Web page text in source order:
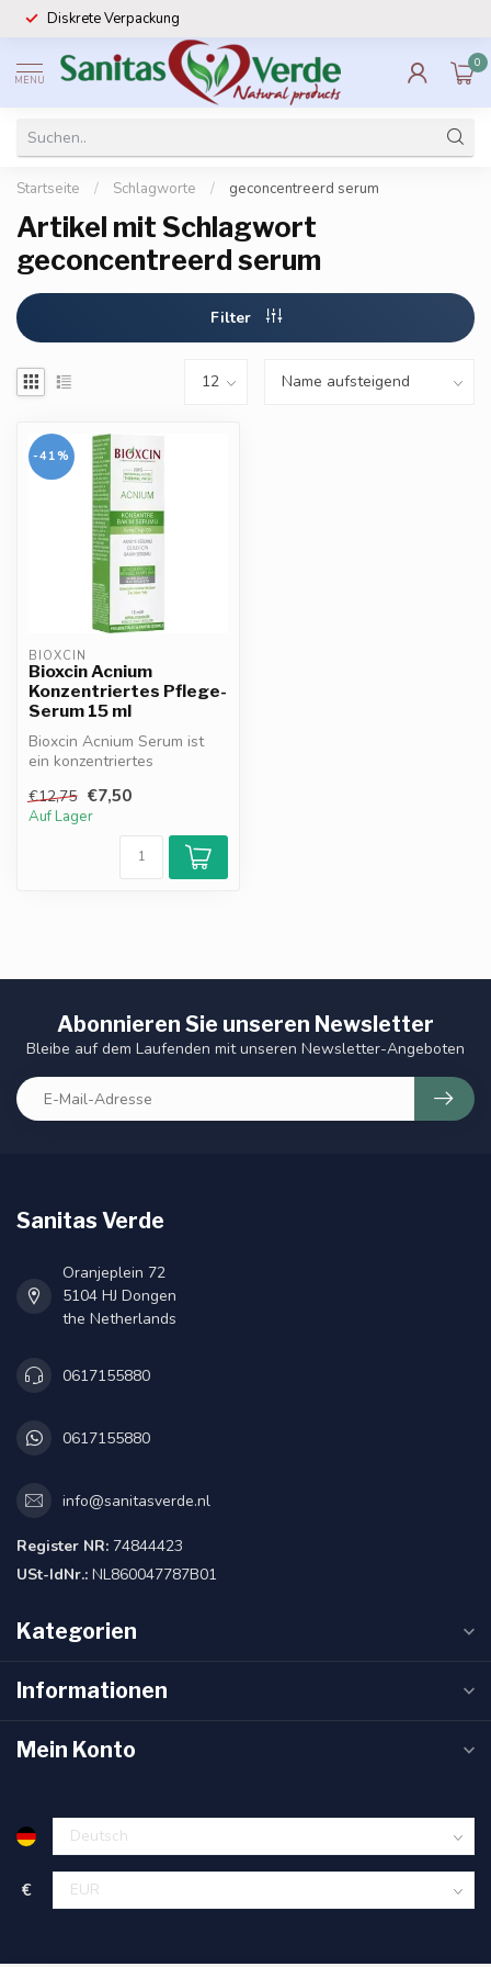
Diskrete Verpackung
MENU
0
Startseite / Schlagworte / geconcentreerd serum
Artikel mit Schlagwort
geconcentreerd serum
Filter
-41%
BIOXCIN
Bioxcin Acnium
Konzentriertes Pflege-
Serum 15 ml
Bioxcin Acnium Serum ist
ein konzentriertes
Akne n...
€12,75 €7,50
Auf Lager
Abonnieren Sie unseren Newsletter
Bleibe auf dem Laufenden mit unseren Newsletter-Angeboten
Sanitas Verde
Oranjeplein 72
5104 HJ Dongen
the Netherlands
0617155880
0617155880
info@sanitasverde.nl
Register NR: 74844423
USt-IdNr.: NL860047787B01
Kategorien
Informationen
Mein Konto
€